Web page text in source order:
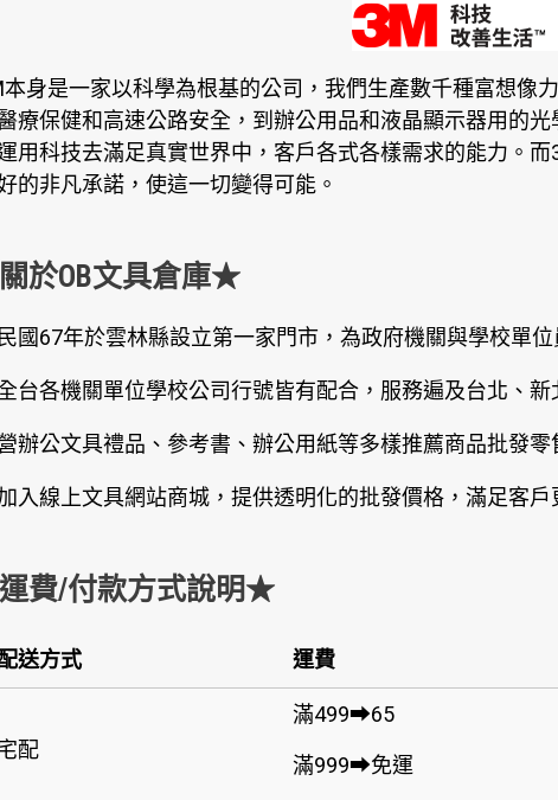
本身是一家以科學為根基的公司，我們生產數千種富想像
療保健和高速公路安全，到辦公用品和液晶顯示器用的
用科技去滿足真實世界中，客戶各式各樣需求的能力。
的非凡承諾，使這一切變得可能。
於OB文具倉庫★
國67年於雲林縣設立第一家門市，為政府機關與學校單位
台各機關單位學校公司行號皆有配合，服務遍及台北、
辦公文具禮品、參考書、辦公用紙等多樣推薦商品批發零
入線上文具網站商城，提供透明化的批發價格，滿足客戶
費/付款方式說明★
送方式 運費
配
滿499➡65
滿999➡免運